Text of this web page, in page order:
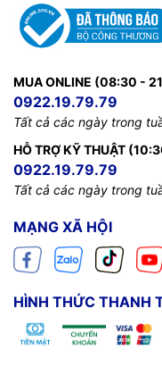
MUA ONLINE (08:30 -
0922.19.79.79
Tất cả các ngày trong
HỖ TRỢ KỸ THUẬT
0922.19.79.79
Tất cả các ngày trong
MẠNG XÃ HỘI
HÌNH THỨC THANH